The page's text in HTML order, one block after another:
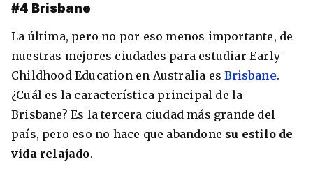
#4 Brisbane
La última, pero no por eso menos importante, de
nuestras mejores ciudades para estudiar Early
Childhood Education en Australia esBrisbane.
¿Cuál es la característica principal de la
Brisbane? Es la tercera ciudad más grande del
país, pero eso no hace que abandone su estilo de
vida relajado.